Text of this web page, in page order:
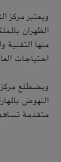
ويعتبر مركز
الظهران
منها التقنية
احتياجات
ويضطلع مركز
النهوض
متقدمة